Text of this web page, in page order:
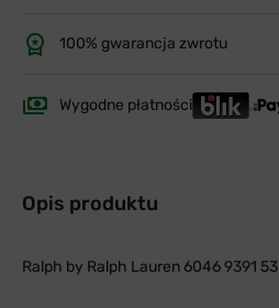
100% gwarancja zwrotu
Wygodne płatności
Opis produktu
Ralph by Ralph Lauren 6046 9391 53